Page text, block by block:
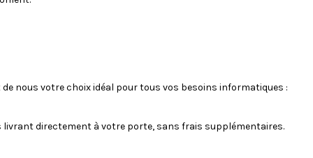
nous votre choix idéal pour tous vos besoins informatiques :
livrant directement à votre porte, sans frais supplémentaires.